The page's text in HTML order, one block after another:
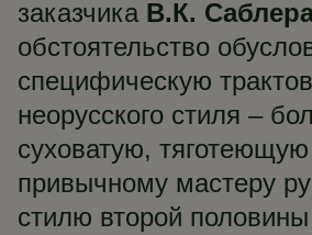
заказчика В.К.
обстоятельство
специфическую
неорусского стиля –
суховатую, тяготеющую
привычному мастеру
стилю второй